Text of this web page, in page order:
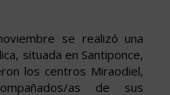
se realizó una
situada en Santiponce,
los centros Miraodiel,
as de sus